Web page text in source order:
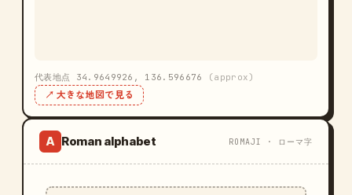
代表地点 34.9649926, 136.596676 (approx)
↗ 大きな地図で見る
A Roman alphabet ROMAJI · ローマ字